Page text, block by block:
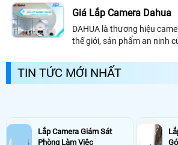
quan sát của nó.
Giá Lắp Camera Dahua
DAHUA là thương hiệu
thế giới, sản phẩm an ninh
lắp camera Dahua cũng là
đề khách hàng đang quan
TIN TỨC MỚI NHẤT
Lắp Camera Giám Sát
Phòng Làm Việc